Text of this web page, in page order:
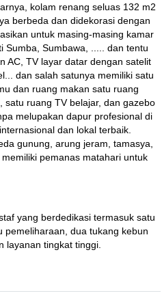
kolam renang seluas 132 m2
berbeda dan didekorasi dengan
untuk masing-masing kamar
Sumba, Sumbawa, ..... dan tentu
AC, TV layar datar dengan satelit
dan salah satunya memiliki satu
dan ruang makan satu ruang
ruang TV belajar, dan gazebo
melupakan dapur profesional di
dan lokal terbaik.
gunung, arung jeram, tamasya,
pemanas matahari untuk
yang berdedikasi termasuk satu
pemeliharaan, dua tukang kebun
layanan tingkat tinggi.